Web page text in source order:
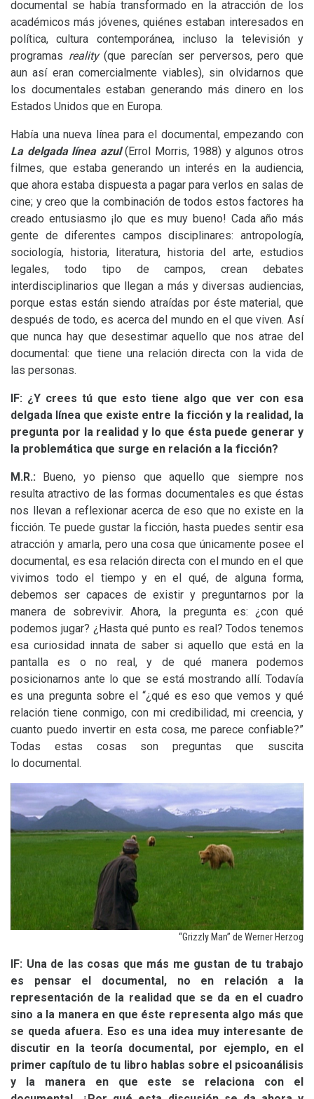
documental se había transformado en la atracción de los
académicos más jóvenes, quiénes estaban interesados en
política, cultura contemporánea, incluso la televisión y
programas reality(que parecían ser perversos, pero que
aun así eran comercialmente viables), sin olvidarnos que
los documentales estaban generando más dinero en los
Estados Unidos que en Europa.
Había una nueva línea para el documental, empezando con
La delgada línea azul(Errol Morris, 1988) y algunos otros
filmes, que estaba generando un interés en la audiencia,
que ahora estaba dispuesta a pagar para verlos en salas de
cine; y creo que la combinación de todos estos factores ha
creado entusiasmo ¡lo que es muy bueno! Cada año más
gente de diferentes campos disciplinares: antropología,
sociología, historia, literatura, historia del arte, estudios
legales, todo tipo de campos, crean debates
interdisciplinarios que llegan a más y diversas audiencias,
porque estas están siendo atraídas por éste material, que
después de todo, es acerca del mundo en el que viven. Así
que nunca hay que desestimar aquello que nos atrae del
documental: que tiene una relación directa con la vida de
las personas.
lF: ¿Y crees tú que esto tiene algo que ver con esa
delgada línea que existe entre la ficción y la realidad, la
pregunta por la realidad y lo que ésta puede generar y
la problemática que surge en relación a la ficción?
M.R.: Bueno, yo pienso que aquello que siempre nos
resulta atractivo de las formas documentales es que éstas
nos llevan a reflexionar acerca de eso que no existe en la
ficción. Te puede gustar la ficción, hasta puedes sentir esa
atracción y amarla, pero una cosa que únicamente posee el
documental, es esa relación directa con el mundo en el que
vivimos todo el tiempo y en el qué, de alguna forma,
debemos ser capaces de existir y preguntarnos por la
manera de sobrevivir. Ahora, la pregunta es: ¿con qué
podemos jugar? ¿Hasta qué punto es real? Todos tenemos
esa curiosidad innata de saber si aquello que está en la
pantalla es o no real, y de qué manera podemos
posicionarnos ante lo que se está mostrando allí. Todavía
es una pregunta sobre el “¿qué es eso que vemos y qué
relación tiene conmigo, con mi credibilidad, mi creencia, y
cuanto puedo invertir en esta cosa, me parece confiable?”
Todas estas cosas son preguntas que suscita
lo documental.
“Grizzly Man” de Werner Herzog
lF: Una de las cosas que más me gustan de tu trabajo
es pensar el documental, no en relación a la
representación de la realidad que se da en el cuadro
sino a la manera en que éste representa algo más que
se queda afuera. Eso es una idea muy interesante de
discutir en la teoría documental, por ejemplo, en el
primer capítulo de tu libro hablas sobre el psicoanálisis
y la manera en que este se relaciona con el